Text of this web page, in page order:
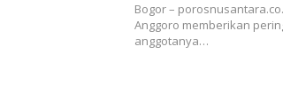
Bogor –
Anggoro memberikan
anggotanya…